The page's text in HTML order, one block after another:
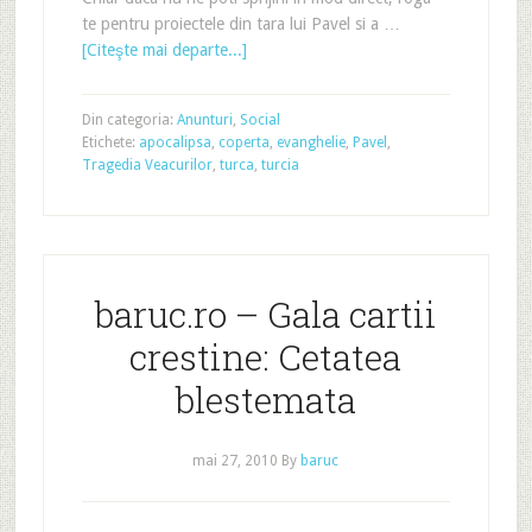
te pentru proiectele din tara lui Pavel si a …
[Citeşte mai departe...]
Din categoria: Anunturi, Social
Etichete: apocalipsa, coperta, evanghelie, Pavel ,
Tragedia Veacurilor, turca, turcia
baruc.ro – Gala cartii
crestine: Cetatea
blestemata
mai 27, 2010 By baruc